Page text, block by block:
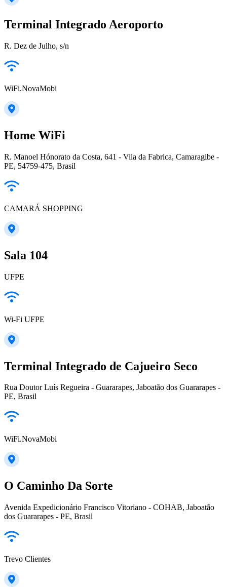
Terminal Integrado Aeroporto
R. Dez de Julho, s/n
WiFi.NovaMobi
Home WiFi
R. Manoel Hónorato da Costa, 641 - Vila da Fabrica, Camaragibe -
PE, 54759-475, Brasil
CAMARÁ SHOPPING
Sala 104
UFPE
Wi-Fi UFPE
Terminal Integrado de Cajueiro Seco
Rua Doutor Luís Regueira - Guararapes, Jaboatão dos Guararapes -
PE, Brasil
WiFi.NovaMobi
O Caminho Da Sorte
Avenida Expedicionário Francisco Vitoriano - COHAB, Jaboatão
dos Guararapes - PE, Brasil
Trevo Clientes